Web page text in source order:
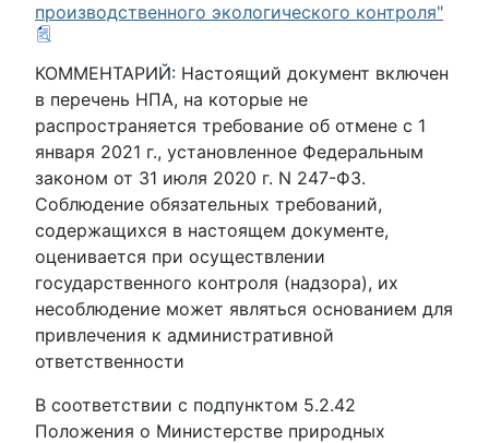
производственного экологического контроля"
КОММЕНТАРИЙ: Настоящий документ включен
в перечень НПА, на которые не
распространяется требование об отмене с 1
января 2021 г., установленное Федеральным
законом от 31 июля 2020 г. N 247-ФЗ.
Соблюдение обязательных требований,
содержащихся в настоящем документе,
оценивается при осуществлении
государственного контроля (надзора), их
несоблюдение может являться основанием для
привлечения к административной
ответственности
В соответствии с подпунктом 5.2.42
Положения о Министерстве природных